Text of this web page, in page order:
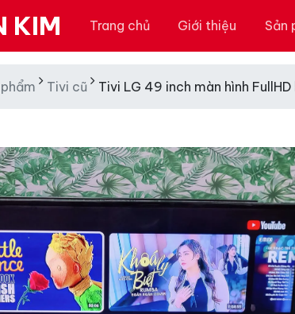
KIM Trang chủ Giới thiệu Sản
Tivi cũ Tivi LG 49 inch màn hình